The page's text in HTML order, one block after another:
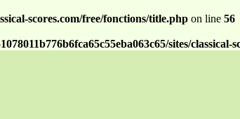
scores.com/free/fonctions/title.php on line 56
sites/